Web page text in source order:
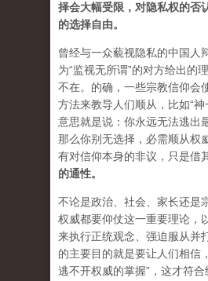
择会大幅受限，对隐私权的否
的选择自由。
曾经与一众藐视隐私的中国人
为“监视无所谓”的对方给出的
不在。的确，一些宗教信仰会
方法来教导人们顺从，比如“神
意思就是说：你永远无法逃出
那么你别无选择，必需顺从权
有对信仰本身的非议，只是借
的通性。
不论是政治、社会、家长还是
权威都要仰仗这一重要理论，
来执行正统观念、强迫服从并
的主要目的就是要让人们相信
逃不开权威的掌握”，这才符合